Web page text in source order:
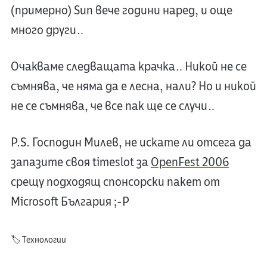
(примерно) Sun вече години наред, и още
много други…
Очакваме следващата крачка… Никой не се
съмнява, че няма да е лесна, нали? Но и никой
не се съмнява, че все пак ще се случи…
P.S. Господин Милев, не искате ли отсега да
запазите своя timeslot заOpenFest 2006
срещу подходящ спонсорски пакет от
Microsoft България ;-P
🏷️Технологии